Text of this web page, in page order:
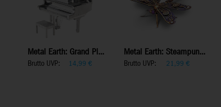
Metal Earth: Grand Pi...
Brutto UVP: 14,99 €
Metal Earth: Steampun...
Brutto UVP: 21,99 €